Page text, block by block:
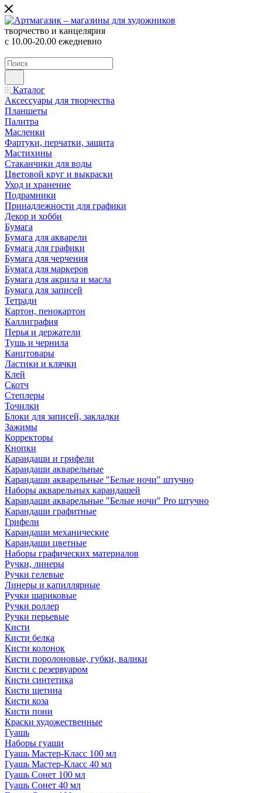
творчество и канцелярия
с 10.00-20.00 ежедневно
Каталог
Аксессуары для творчества
Планшеты
Палитра
Масленки
Фартуки, перчатки, защита
Мастихины
Стаканчики для воды
Цветовой круг и выкраски
Уход и хранение
Подрамники
Принадлежности для графики
Декор и хобби
Бумага
Бумага для акварели
Бумага для графики
Бумага для черчения
Бумага для маркеров
Бумага для акрила и масла
Бумага для записей
Тетради
Картон, пенокартон
Каллиграфия
Перья и держатели
Тушь и чернила
Канцтовары
Ластики и клячки
Клей
Скотч
Степлеры
Точилки
Блоки для записей, закладки
Зажимы
Корректоры
Кнопки
Карандаши и грифели
Карандаши акварельные
Карандаши акварельные "Белые ночи" штучно
Наборы акварельных карандашей
Карандаши акварельные "Белые ночи" Pro штучно
Карандаши графитные
Грифели
Карандаши механические
Карандаши цветные
Наборы графических материалов
Ручки, линеры
Ручки гелевые
Линеры и капиллярные
Ручки шариковые
Ручки роллер
Ручки перьевые
Кисти
Кисти белка
Кисти колонок
Кисти поролоновые, губки, валики
Кисти с резервуаром
Кисти синтетика
Кисти щетина
Кисти коза
Кисти пони
Краски художественные
Гуашь
Наборы гуаши
Гуашь Мастер-Класс 100 мл
Гуашь Мастер-Класс 40 мл
Гуашь Сонет 100 мл
Гуашь Сонет 40 мл